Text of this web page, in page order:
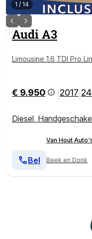
1 / 14
AudiA3
Limousine 1.6 TDI Pro
€ 9.950 2017
Diesel,
Van Hout
Beek en Donk
Bel